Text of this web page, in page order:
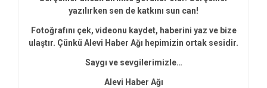
yazılırken sen de katkını sun can!
Fotoğrafını çek, videonu kaydet, haberini yaz ve bize
ulaştır. Çünkü Alevi Haber Ağı hepimizin ortak sesidir.
Saygı ve sevgilerimizle…
Alevi Haber Ağı